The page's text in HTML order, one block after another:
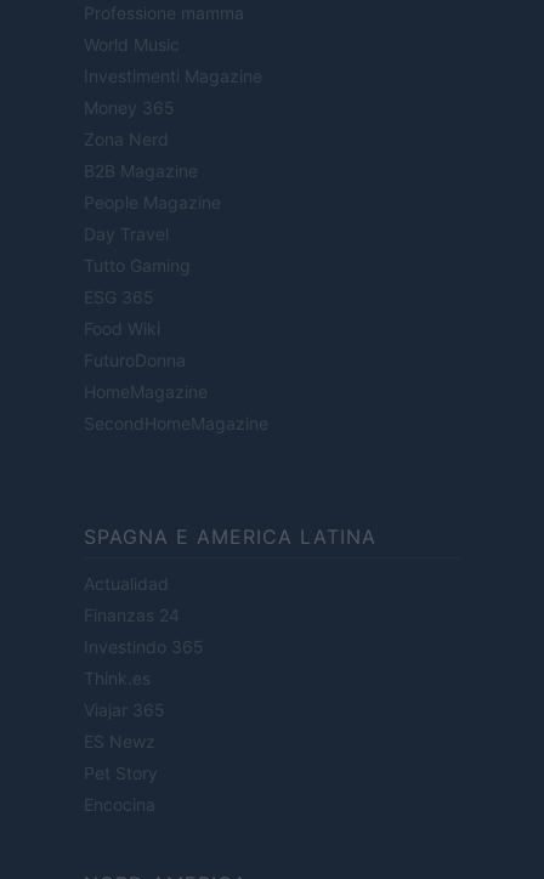
Professione mamma
World Music
Investimenti Magazine
Money 365
Zona Nerd
B2B Magazine
People Magazine
Day Travel
Tutto Gaming
ESG 365
Food Wiki
FuturoDonna
HomeMagazine
SecondHomeMagazine
SPAGNA E AMERICA LATINA
Actualidad
Finanzas 24
Investindo 365
Think.es
Viajar 365
ES Newz
Pet Story
Encocina